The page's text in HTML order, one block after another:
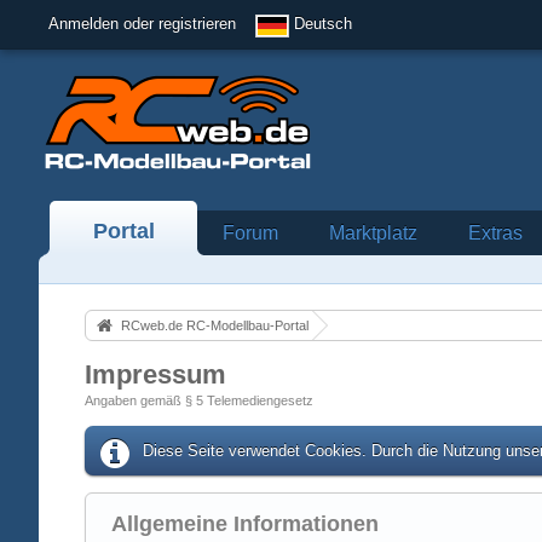
Anmelden oder registrieren Deutsch
Portal Forum Marktplatz Extras
RCweb.de RC-Modellbau-Portal
Impressum
Angaben gemäß § 5 Telemediengesetz
Diese Seite verwendet Cookies. Durch die Nutzung
Allgemeine Informationen